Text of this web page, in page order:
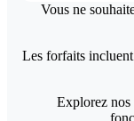
Vous ne
Les forfaits
Explorez